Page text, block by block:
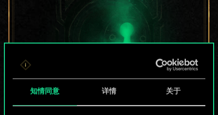
知情同意 详情 关于